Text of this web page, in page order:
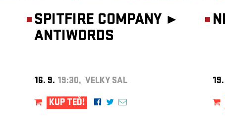
SPITFIRE COMPANY ►
ANTIWORDS
16. 9. 19:30, VELKÝ SÁL
KUP TEĎ!